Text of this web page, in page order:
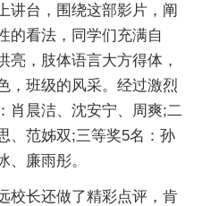
讲台，围绕这部影片，阐
的看法，同学们充满自
亮，肢体语言大方得体，
，班级的风采。经过激烈
肖晨洁、沈安宁、周爽;二
、范姊双;三等奖5名：孙
、廉雨彤。
长还做了精彩点评，肯